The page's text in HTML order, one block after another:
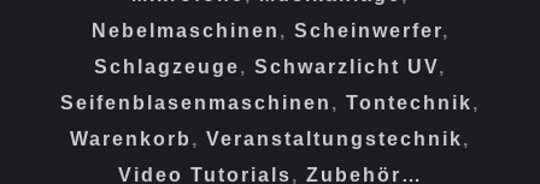
Nebelmaschinen , Scheinwerfer,
Schlagzeuge, Schwarzlicht UV,
Seifenblasenmaschinen , Tontechnik,
Warenkorb , Veranstaltungstechnik,
Video Tutorials, Zubehör…